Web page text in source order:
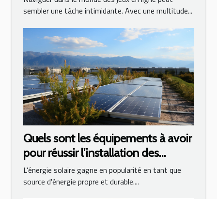
sembler une tâche intimidante. Avec une multitude...
Quels sont les équipements à avoir
pour réussir l'installation des
panneaux photovoltaïques ?
L'énergie solaire gagne en popularité en tant que
source d'énergie propre et durable....